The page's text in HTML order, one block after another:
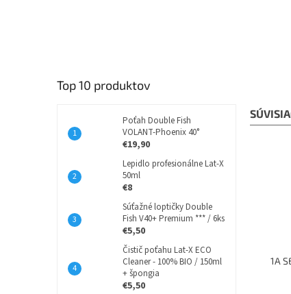
Top 10 produktov
Poťah Double Fish
VOLANT-Phoenix 40°
€19,90
Lepidlo profesionálne Lat-X
50ml
€8
Súťažné loptičky Double
Fish V40+ Premium *** / 6ks
€5,50
Čistič poťahu Lat-X ECO
Cleaner - 100% BIO / 150ml
+ špongia
€5,50
1A